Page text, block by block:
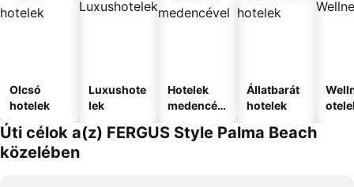
Olcsó
hotelek
Luxushote
lek
Hotelek
medencév
Állatbarát
hotelek
Úti célok a(z) FERGUS Style Palma Beach
közelében